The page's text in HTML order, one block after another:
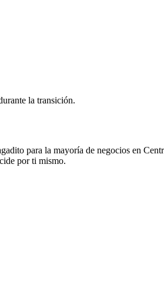
la transición.
para la mayoría de negocios en
por ti mismo.